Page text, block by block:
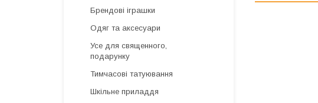
Брендові іграшки
Одяг та аксесуари
Усе для священного,
подарунку
Тимчасові татуювання
Шкільне приладдя